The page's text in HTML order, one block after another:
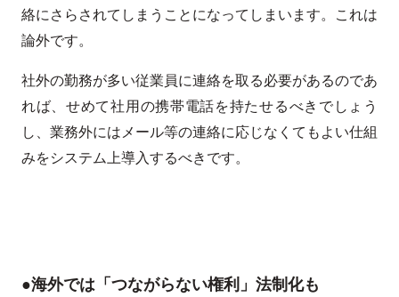
絡にさらされてしまうことになってしまいます。これは
論外です。
社外の勤務が多い従業員に連絡を取る必要があるのであ
れば、せめて社用の携帯電話を持たせるべきでしょう
し、業務外にはメール等の連絡に応じなくてもよい仕組
みをシステム上導入するべきです。
●海外では「つながらない権利」法制化も